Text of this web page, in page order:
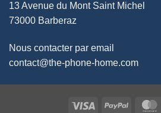
13 Avenue du Mont Saint Michel
73000 Barberaz
Nous contacter par email
contact@the-phone-home.com
Visa PayPal